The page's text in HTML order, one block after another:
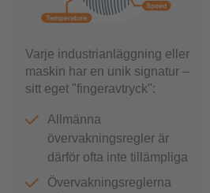
Varje industrianläggning eller
maskin har en unik signatur –
sitt eget "fingeravtryck":
Allmänna
övervakningsregler är
därför ofta inte tillämpliga
Övervakningsreglerna